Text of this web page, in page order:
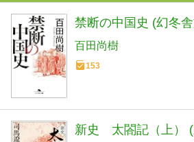
禁断の中国史 (幻冬
百田尚樹
153
新史 太閤記（上） (